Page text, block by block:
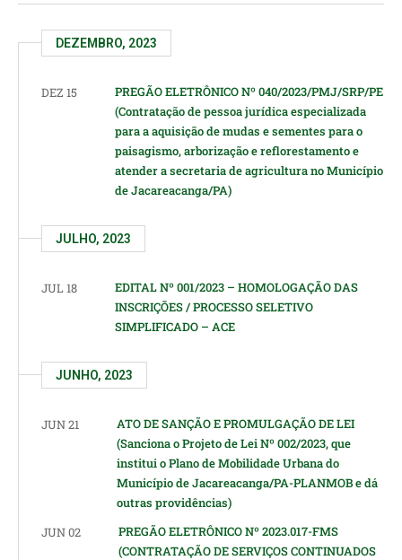
DEZEMBRO, 2023
DEZ 15
PREGÃO ELETRÔNICO Nº 040/2023/PMJ/SRP/PE
(Contratação de pessoa jurídica especializada
para a aquisição de mudas e sementes para o
paisagismo, arborização e reflorestamento e
atender a secretaria de agricultura no Município
de Jacareacanga/PA)
JULHO, 2023
JUL 18
EDITAL Nº 001/2023 – HOMOLOGAÇÃO DAS
INSCRIÇÕES / PROCESSO SELETIVO
SIMPLIFICADO – ACE
JUNHO, 2023
JUN 21
ATO DE SANÇÃO E PROMULGAÇÃO DE LEI
(Sanciona o Projeto de Lei Nº 002/2023, que
institui o Plano de Mobilidade Urbana do
Município de Jacareacanga/PA-PLANMOB e dá
outras providências)
JUN 02
PREGÃO ELETRÔNICO Nº 2023.017-FMS
(CONTRATAÇÃO DE SERVIÇOS CONTINUADOS